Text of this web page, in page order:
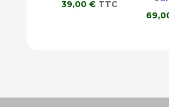
39,00 € TTC